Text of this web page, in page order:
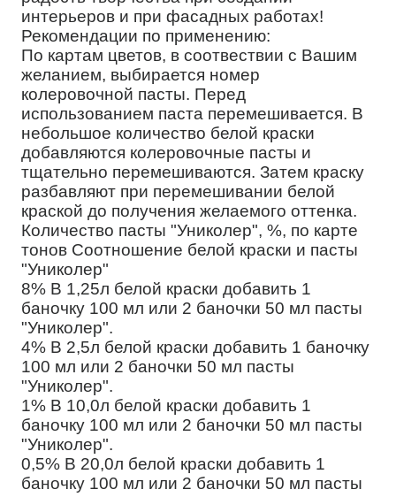
интерьеров и при фасадных работах!
Рекомендации по применению:
По картам цветов, в соотвествии с Вашим
желанием, выбирается номер
колеровочной пасты. Перед
использованием паста перемешивается. В
небольшое количество белой краски
добавляются колеровочные пасты и
тщательно перемешиваются. Затем краску
разбавляют при перемешивании белой
краской до получения желаемого оттенка.
Количество пасты "Униколер", %, по карте
тонов Соотношение белой краски и пасты
"Униколер"
8% В 1,25л белой краски добавить 1
баночку 100 мл или 2 баночки 50 мл пасты
"Униколер".
4% В 2,5л белой краски добавить 1 баночку
100 мл или 2 баночки 50 мл пасты
"Униколер".
1% В 10,0л белой краски добавить 1
баночку 100 мл или 2 баночки 50 мл пасты
"Униколер".
0,5% В 20,0л белой краски добавить 1
баночку 100 мл или 2 баночки 50 мл пасты